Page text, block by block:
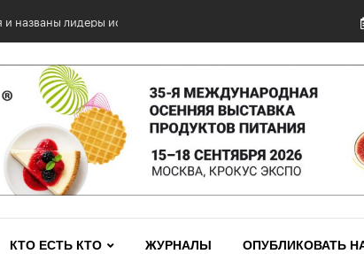
КТО ЕСТЬ КТО ЖУРНАЛЫ ОПУБЛИКОВАТЬ